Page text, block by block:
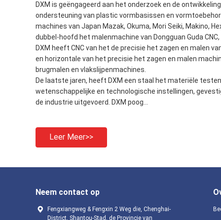
DXM is geëngageerd aan het onderzoek en de
ondersteuning van plastic vormbasissen en
machines van Japan Mazak, Okuma, Mori Seiki, Makino,
dubbel-hoofd het malenmachine van Dongguan Guda
DXM heeft CNC van het de precisie het zagen en malen
en horizontale van het precisie het zagen en malen
brugmalen en vlakslijpenmachines.
De laatste jaren, heeft DXM een staal het materiële
wetenschappelijke en technologische instellingen,
de industrie uitgevoerd. DXM poog...
Leer Meer>>
Neem contact op
Fengxiangweg & Fengxin 2 Weg die, Chenghai-
District, Shantou-Stad, de Provincie van